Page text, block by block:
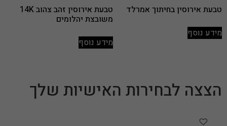
טבעת אירוסין בחיתוך אמרלד
מידע נוסף
טבעת אירוסין זהב צהוב 14K
משובצת יהלומים
מידע נוסף
הצצה לבחירות האישיות שלך